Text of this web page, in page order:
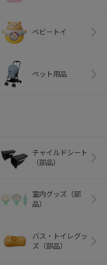
ベビートイ
ペット用品
チャイルドシート
（部品）
室内グッズ（部
品）
バス・トイレグッ
ズ（部品）